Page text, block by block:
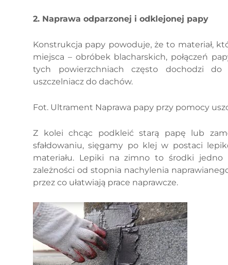
2. Naprawa odparzonej i odklejonej papy
Konstrukcja papy powoduje, że to materiał,
miejsca – obróbek blacharskich, połączeń
tych powierzchniach często dochodzi do
uszczelniacz do dachów.
Fot. Ultrament Naprawa papy przy pomocy
Z kolei chcąc podkleić starą papę lub
sfałdowaniu, sięgamy po klej w postaci
materiału. Lepiki na zimno to środki
zależności od stopnia nachylenia
przez co ułatwiają prace naprawcze.